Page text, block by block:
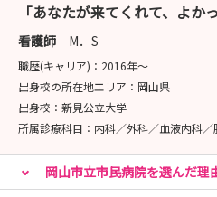
「あなたが来てくれて、よか
看護師 M．S
職歴(キャリア)： 2016年〜
出身校の所在地エリア： 岡山県
出身校： 新見公立大学
所属診療科目： 内科／外科／血液内科
岡山市立市民病院を選んだ理